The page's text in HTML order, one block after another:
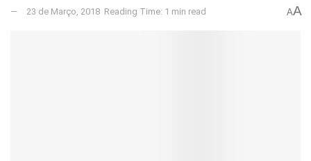
23 de Março, 2018 Reading Time: 1 min read AA